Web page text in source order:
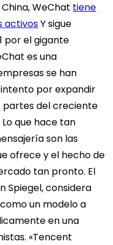
WeChat tiene
activosY sigue
por el gigante
es una
se han
por expandir
partes del creciente
que hace tan
son las
ofrece y el hecho de
tan pronto. El
Spiegel, considera
un modelo a
en una
«Tencent